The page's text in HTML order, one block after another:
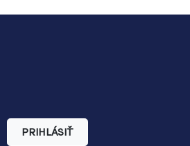
PRIHLÁSIŤ